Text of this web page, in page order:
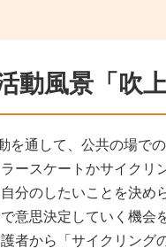
動風景「吹
を通して、公共の場で
ースケートかサイクリ
分のしたいことを決
意思決定していく機会
者から「サイクリン